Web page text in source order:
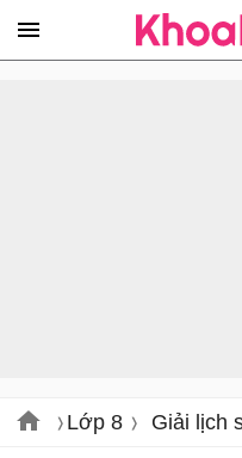
Lớp 8 Giải lịch